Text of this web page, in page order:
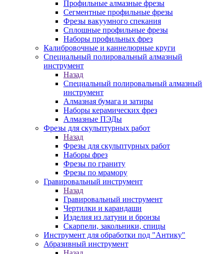
Профильные алмазные фрезы
Сегментные профильные фрезы
Фрезы вакуумного спекания
Сплошные профильные фрезы
Наборы профильных фрез
Калибровочные и каннелюрные круги
Специальный полировальный алмазный
инструмент
Назад
Специальный полировальный алмазный
инструмент
Алмазная бумага и затиры
Наборы керамических фрез
Алмазные ПЭДы
Фрезы для скульптурных работ
Назад
Фрезы для скульптурных работ
Наборы фрез
Фрезы по граниту
Фрезы по мрамору
Гравировальный инструмент
Назад
Гравировальный инструмент
Чертилки и карандаши
Изделия из латуни и бронзы
Скарпели, закольники, спицы
Инструмент для обработки под "Антику"
Абразивный инструмент